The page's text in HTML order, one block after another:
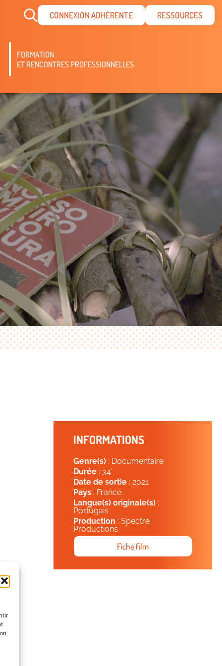
CONNEXION ADHÉRENT.E RESSOURCES
FORMATION
ET RENCONTRES PROFESSIONNELLES
INFORMATIONS
Genre(s) : Documentaire
Durée : 34'
Date de sortie : 2021
Pays : France
Langue(s) originale(s) :
Portugais
Production : Spectre
Productions
Fiche film